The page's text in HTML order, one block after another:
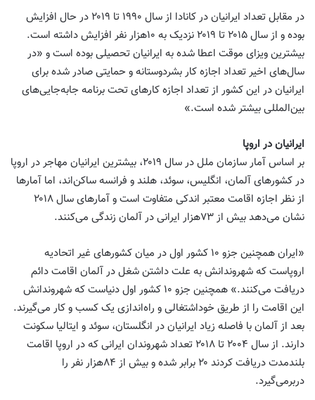
در مقابل تعداد ایرانیان در کانادا از ‌سال ۱۹۹۰ تا ۲۰۱۹ در حال افزایش
بوده و از ‌سال ۲۰۱۵ تا ۲۰۱۹ نزدیک به ۱۰‌هزار نفر افزایش داشته است.
بیشترین ویزای موقت اعطا شده به ایرانیان تحصیلی بوده است و «در
سال‌های اخیر تعداد اجازه کار بشردوستانه و حمایتی صادر شده برای
ایرانیان در این کشور از تعداد اجازه کارهای تحت برنامه جابه‌جایی‌های
بین‌المللی بیشتر شده است.»
ایرانیان در اروپا
بر اساس آمار سازمان ملل در ‌سال ۲۰۱۹، بیشترین ایرانیان مهاجر در اروپا
در کشورهای آلمان، انگلیس، سوئد، هلند و فرانسه ساکن‌اند، اما آمارها
از نظر اجازه اقامت معتبر اندکی متفاوت است و آمارهای‌ سال ۲۰۱۸
نشان می‌دهد بیش از ۷۳‌هزار ایرانی در آلمان زندگی می‌کنند.
«ایران همچنین جزو ۱۰ کشور اول در میان کشورهای غیر اتحادیه
اروپاست که شهروندانش به علت داشتن شغل در آلمان اقامت دائم
دریافت می‌کنند.» همچنین جزو ۱۰ کشور اول دنیاست که شهروندانش
این اقامت را از طریق خوداشتغالی و راه‌اندازی یک کسب و کار می‌گیرند.
بعد از آلمان با فاصله زیاد ایرانیان در انگلستان، سوئد و ایتالیا سکونت
دارند. از‌ سال ۲۰۰۴ تا ۲۰۱۸ تعداد شهروندان ایرانی که در اروپا اقامت
بلندمدت دریافت کردند ۲۰ برابر شده و بیش از ۸۴‌هزار نفر را
دربرمی‌گیرد.